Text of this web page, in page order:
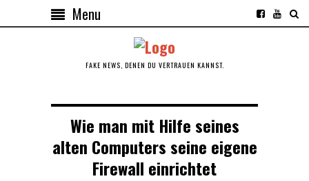
Menu
FAKE NEWS, DENEN DU VERTRAUEN KANNST.
Wie man mit Hilfe seines
alten Computers seine eigene
Firewall einrichtet